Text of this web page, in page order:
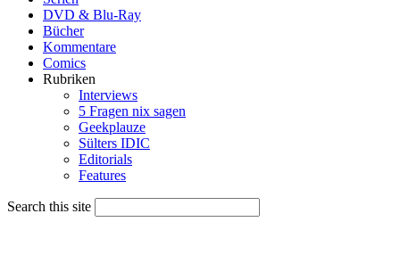
DVD & Blu-Ray
Bücher
Kommentare
Comics
Rubriken
Interviews
5 Fragen nix sagen
Geekplauze
Sülters IDIC
Editorials
Features
Search this site